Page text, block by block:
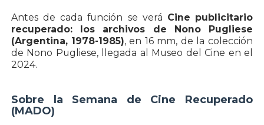
Antes de cada función se verá Cine publicitario
recuperado: los archivos de Nono Pugliese
(Argentina, 1978-1985), en 16 mm, de la colección
de Nono Pugliese, llegada al Museo del Cine en el
2024.
Sobre la Semana de Cine Recuperado
(MADO)